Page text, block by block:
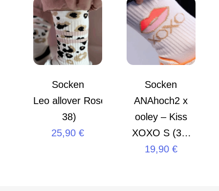
Socken
Leo allover Rose S (35 –
38)
25,90€
Socken
ANAhoch2 x
ooley – Kiss
XOXO S (35-
38)
19,90 €